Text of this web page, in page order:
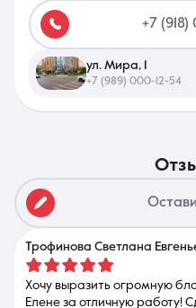
8 (861)
Ежедневно с
+7
ул. Мира, 1
+7 (989) 000-12-54
Трофинова Светлана
Хочу выразить огромную
Елене за отличную работу!